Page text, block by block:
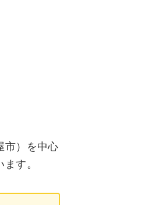
市）を中心
す。